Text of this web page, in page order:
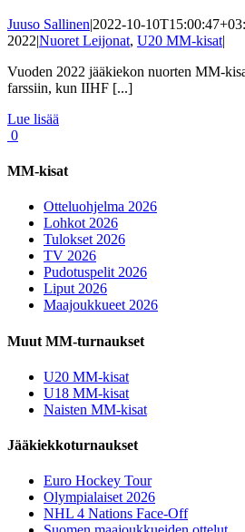
Juuso Sallinen|2022-10-
2022|Nuoret Leijonat, U20 MM-kisat|
Vuoden 2022 jääkiekon nuorten MM-
farssiin, kun IIHF [...]
Lue lisää
0
MM-kisat
Otteluohjelma 2026
Lohkot 2026
Tulokset 2026
TV 2026
Pudotuspelit 2026
Liput 2026
Maajoukkueet 2026
Muut MM-turnaukset
U20 MM-kisat
U18 MM-kisat
Naisten MM-kisat
Jääkiekkoturnaukset
Euro Hockey Tour
Olympialaiset 2026
NHL 4 Nations Face-Off